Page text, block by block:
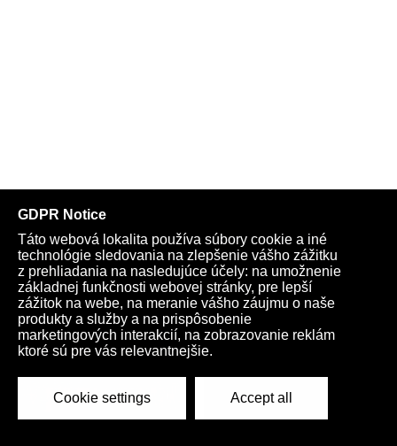
obchodovanie s deťmi na Ukrajine a prepojenie s pedofilnou
sieťou vo Veľkej Británii. Jeden z dvoch príslušníkov
ukrajinskej tajnej služby, ktorý poskytol šokujúce svedectvo,
bol zabitý nastraženou výbušninou
Ďalší „dúhový“ pedofilný škandál v USA. Pri distribúcii
detskej pornografie prichytili prominentného LGBT aktivistu a
regionálneho pokladníka amerických demokratov
VIDEO: Bývalý církevní soudce promluvil o pedofilii a
systému na krytí zločinů v církvi
VIDEO: Vatikán je řízen pedofily a ovládán satanistickým
„falešným náboženstvím“, prohlásil Mel Gibson
Satanské praktiky: Alex Soros a temný případ Diddyho